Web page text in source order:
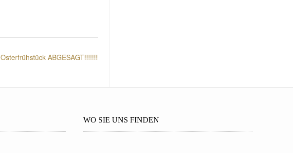
Osterfrühstück ABGESAGT!!!!!!!
WO SIE UNS FINDEN